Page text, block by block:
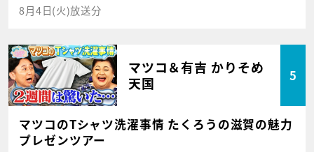
8月4日(火)放送分
マツコ＆有吉 かりそめ
天国
5
マツコのTシャツ洗濯事情 たくろうの滋賀の魅力
プレゼンツアー